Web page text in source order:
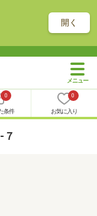
開く
0
条件
0
お気に入り